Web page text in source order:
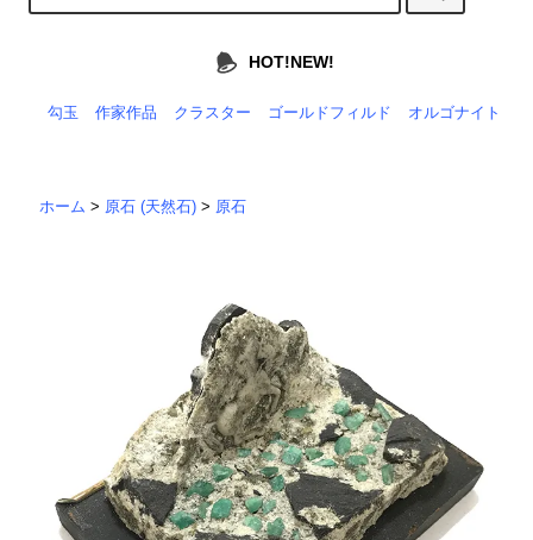
HOT!NEW!
勾玉 作家作品 クラスター ゴールドフィルド オルゴナイト
ホーム > 原石 (天然石) > 原石